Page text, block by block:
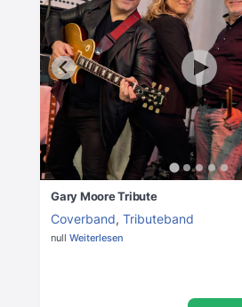
Gary Moore Tribute
Coverband, Tributeband
null Weiterlesen